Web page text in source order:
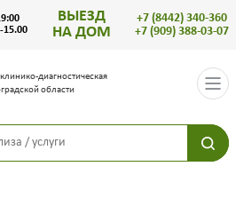
15.00
ВЫЕЗД
НА ДОМ
+7 (8442) 340-360
+7 (909) 388-03-07
диагностическая
области